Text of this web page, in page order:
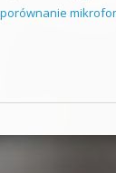
porównanie